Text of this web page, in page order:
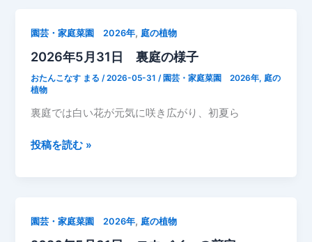
日
庭
の
植
物
ク
も
園芸・家庭菜園 2026年, 庭の植物
2026年5月31日 裏庭の様子
おたんこなす まる/2026-05-31/ 園芸・家庭菜園 2026年, 庭の
植物
裏庭では白い花が元気に咲き広がり、初夏ら
2026
日
投稿を読む »
園芸・家庭菜園 2026年, 庭の植物